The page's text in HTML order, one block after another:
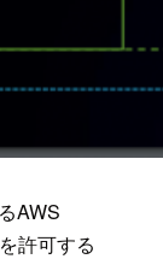
AWS
許可する